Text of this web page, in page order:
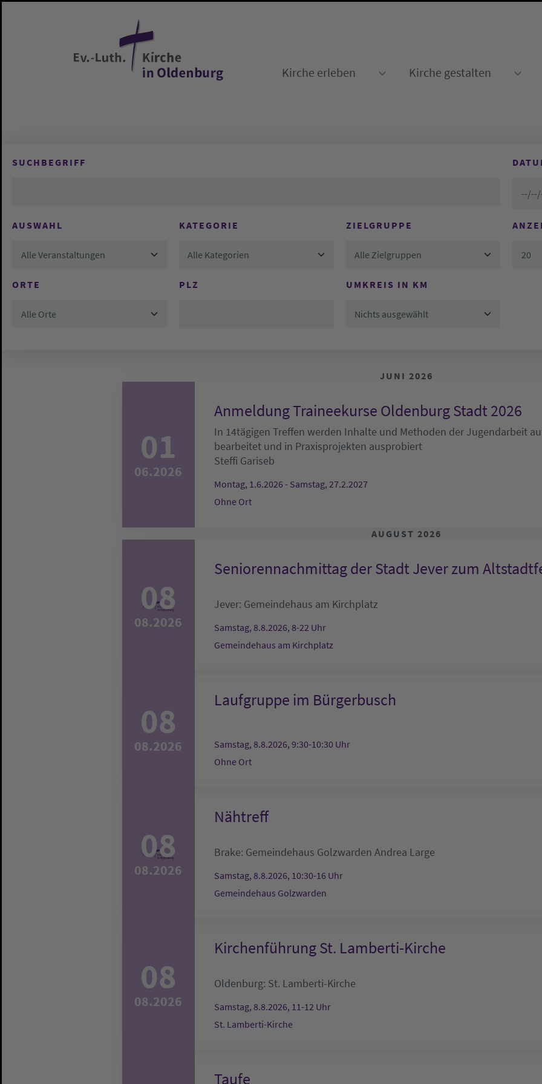
Kirche erleben
Kirche gestalten
SUCHBEGRIFF
AUSWAHL
Alle Veranstaltungen
KATEGORIE
Alle Kategorien
ZIELGRUPPE
Alle Zielgruppen 20
ORTE
Alle Orte
PLZ UMKREIS IN KM
Nichts ausgewählt
JUNI 2026
01
06.2026
Anmeldung Traineekurse Oldenburg Stadt 2026
In 14tägigen Treffen werden Inhalte und Methoden der Jugendarbeit
bearbeitet und in Praxisprojekten ausprobiert
Steffi Gariseb
Montag, 1.6.2026 - Samstag, 27.2.2027
Ohne Ort
AUGUST 2026
08
08.2026
Seniorennachmittag der Stadt Jever zum
Jever: Gemeindehaus am Kirchplatz
Samstag, 8.8.2026, 8-22 Uhr
Gemeindehaus am Kirchplatz
08
08.2026
Laufgruppe im Bürgerbusch
Samstag, 8.8.2026, 9:30-10:30 Uhr
Ohne Ort
08
08.2026
Nähtreff
Brake: Gemeindehaus Golzwarden Andrea Large
Samstag, 8.8.2026, 10:30-16 Uhr
Gemeindehaus Golzwarden
08
08.2026
Kirchenführung St. Lamberti-Kirche
Oldenburg: St. Lamberti-Kirche
Samstag, 8.8.2026, 11-12 Uhr
St. Lamberti-Kirche
Taufe